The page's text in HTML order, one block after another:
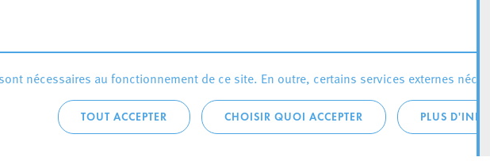
nécessaires au fonctionnement de ce site. En outre, certains services externes
TOUT ACCEPTER CHOISIR QUOI ACCEPTER PLUS